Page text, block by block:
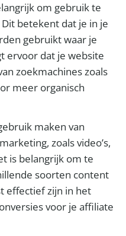
om gebruik te
betekent dat je in je
gebruikt waar je
ervoor dat je website
zoekmachines zoals
meer organisch
maken van
zoals video’s,
is belangrijk om te
soorten content
effectief zijn in het
voor je affiliate